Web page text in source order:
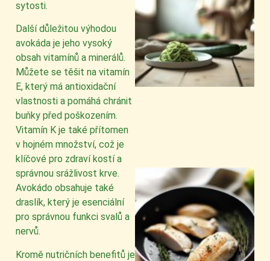
sytosti.
Další důležitou výhodou
avokáda je jeho vysoký
obsah vitamínů a minerálů.
Můžete se těšit na vitamín
E, který má antioxidační
vlastnosti a pomáhá chránit
buňky před poškozením.
Vitamín K je také přítomen
v hojném množství, což je
klíčové pro zdraví kostí a
správnou srážlivost krve.
Avokádo obsahuje také
draslík, který je esenciální
pro správnou funkci svalů a
nervů.
Kromě nutričních benefitů je